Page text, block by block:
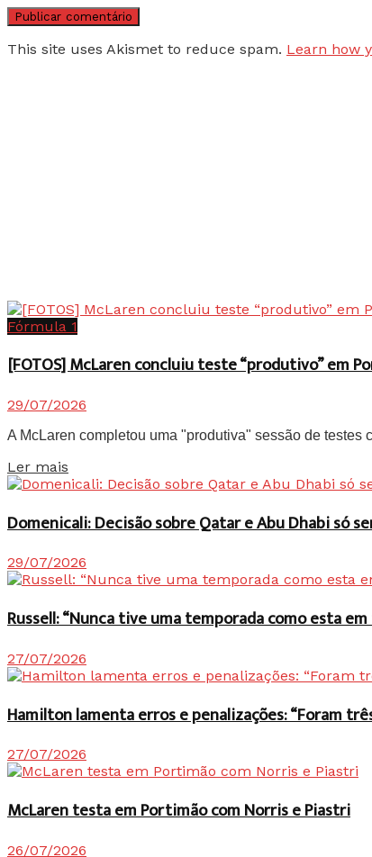
This site uses Akismet to reduce spam. Learn how
Fórmula 1
[FOTOS] McLaren concluiu teste “produtivo” em
29/07/2026
A McLaren completou uma "produtiva" sessão de
Ler mais
Domenicali: Decisão sobre Qatar e Abu Dhabi só
29/07/2026
Russell: “Nunca tive uma temporada como esta
27/07/2026
Hamilton lamenta erros e penalizações: “Foram
27/07/2026
McLaren testa em Portimão com Norris e Piastri
26/07/2026